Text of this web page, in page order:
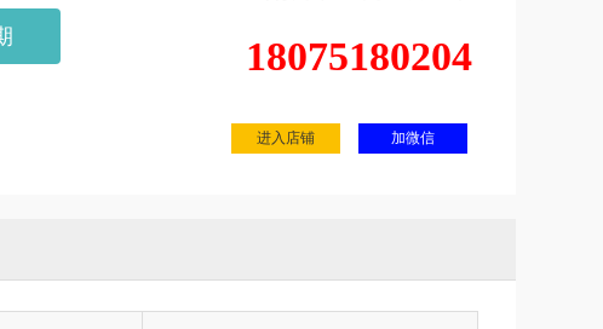
18075180204
进入店铺 加微信